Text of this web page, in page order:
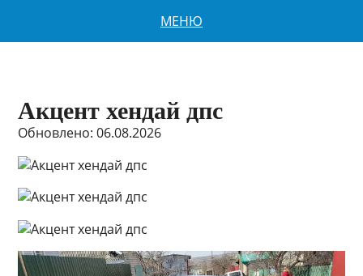
МЕНЮ
Акцент хендай дпс
Обновлено: 06.08.2026